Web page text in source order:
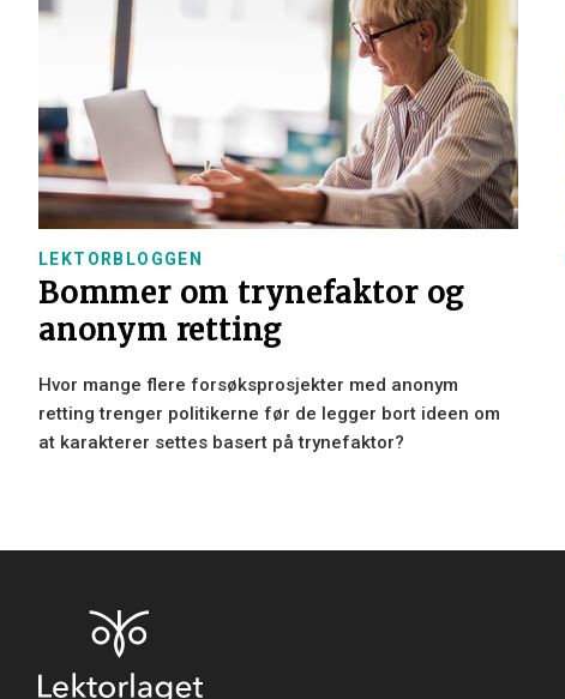
LEKTORBLOGGEN
Bommer om trynefaktor og
anonym retting
Hvor mange flere forsøksprosjekter med anonym
retting trenger politikerne før de legger bort ideen om
at karakterer settes basert på trynefaktor?